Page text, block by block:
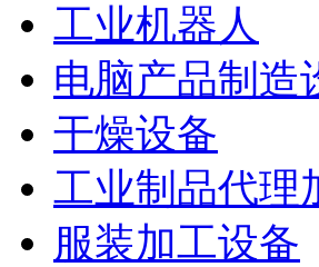
工业机器人
电脑产品制造
干燥设备
工业制品代理
服装加工设备